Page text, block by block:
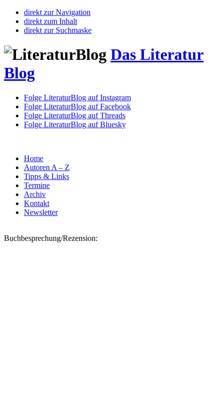
direkt zur Navigation
direkt zum Inhalt
direkt zur Suchmaske
Das Literatur
Blog
Folge LiteraturBlog auf Instagram
Folge LiteraturBlog auf Facebook
Folge LiteraturBlog auf Threads
Folge LiteraturBlog auf Bluesky
Home
Autoren A – Z
Tipps & Links
Termine
Archiv
Kontakt
Newsletter
Buchbesprechung/Rezension: